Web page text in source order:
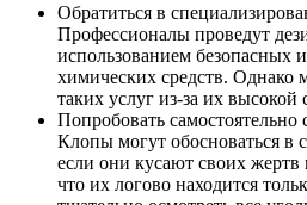
Обратиться в
Профессионалы проведут
использованием безопасных
химических средств. Однако
таких услуг из-за их высокой
Попробовать самостоятельно
Клопы могут обосноваться в
если они кусают своих жертв
что их логово находится